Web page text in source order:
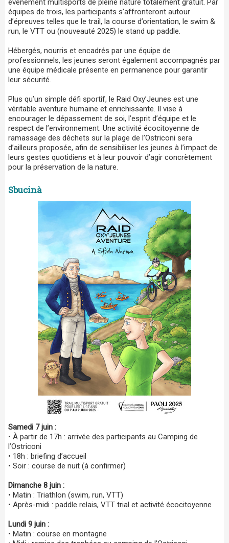
événement multisports de pleine nature totalement gratuit. Par
équipes de trois, les participants s’affronteront autour
d’épreuves telles que le trail, la course d’orientation, le swim &
run, le VTT ou (nouveauté 2025) le stand up paddle.
Hébergés, nourris et encadrés par une équipe de
professionnels, les jeunes seront également accompagnés par
une équipe médicale présente en permanence pour garantir
leur sécurité.
Plus qu’un simple défi sportif, le Raid Oxy’Jeunes est une
véritable aventure humaine et enrichissante. Il vise à
encourager le dépassement de soi, l’esprit d’équipe et le
respect de l’environnement. Une activité écocitoyenne de
ramassage des déchets sur la plage de l’Ostriconi sera
d’ailleurs proposée, afin de sensibiliser les jeunes à l’impact de
leurs gestes quotidiens et à leur pouvoir d’agir concrètement
pour la préservation de la nature.
Sbucinà
Samedi 7 juin :
• À partir de 17h : arrivée des participants au Camping de
l’Ostriconi
• 18h : briefing d’accueil
• Soir : course de nuit (à confirmer)
Dimanche 8 juin :
• Matin : Triathlon (swim, run, VTT)
• Après-midi : paddle relais, VTT trial et activité écocitoyenne
Lundi 9 juin :
• Matin : course en montagne